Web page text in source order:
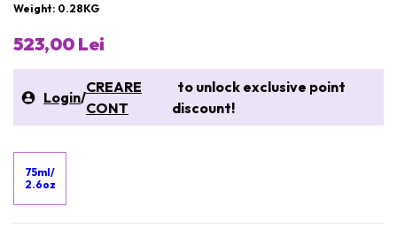
Weight: 0.28KG
523,00 Lei
Login/
CREARE
CONT
to unlock exclusive point
discount!
75ml/
2.6oz